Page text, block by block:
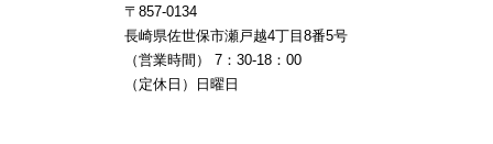
〒857-0134
長崎県佐世保市瀬戸越4丁目8番5号
（営業時間） 7：30-18：00
（定休日）日曜日